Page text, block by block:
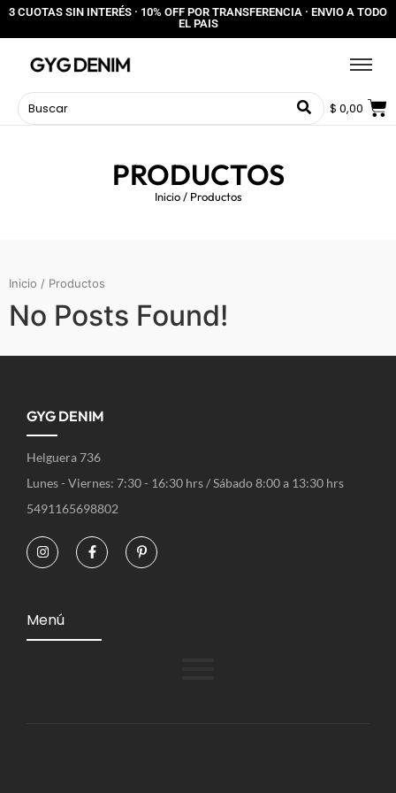
3 CUOTAS SIN INTERÉS · 10% OFF POR TRANSFERENCIA · ENVIO A TODO
EL PAIS
$ 0,00
PRODUCTOS
Inicio/ Productos
Inicio / Productos
No Posts Found!
GYG DENIM
Helguera 736
Lunes - Viernes: 7:30 - 16:30 hrs / Sábado 8:00 a 13:30 hrs
5491165698802
Menú